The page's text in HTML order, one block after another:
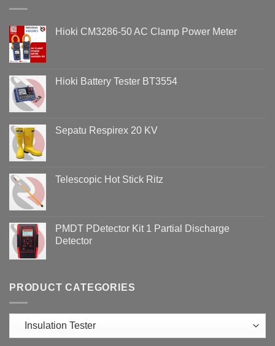
&
Hioki
HT
Hotel
Hioki CM3286-50 AC Clamp Power Meter
Hioki Battery Tester BT3554
Sepatu Respirex 20 KV
Telescopic Hot Stick Ritz
PMDT PDetector Kit 1 Partial Discharge
Detector
PRODUCT CATEGORIES